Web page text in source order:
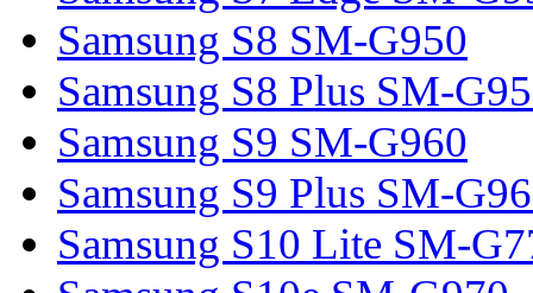
Samsung S8 SM-G950
Samsung S8 Plus SM-
Samsung S9 SM-G960
Samsung S9 Plus SM-
Samsung S10 Lite SM-